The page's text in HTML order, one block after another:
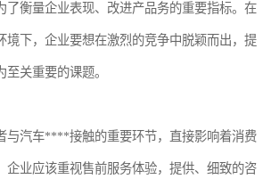
了衡量企业表现、改进产品务的重要指标。在
境下，企业要想在激烈的竞争中脱颖而出，提
关重要的课题。
与汽车****接触的重要环节，直接影响着消费
企业应该重视售前服务体验，提供、细致的咨